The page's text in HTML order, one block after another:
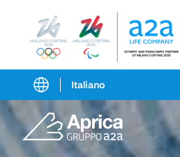
Vai
al
contenuto
Vai
al
pié
pagina
Italiano
Torna
in
cima
alla
pagina